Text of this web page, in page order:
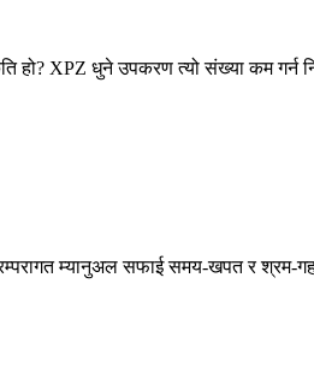
हो? XPZ धुने उपकरण त्यो संख्या कम गर्न
म्यानुअल सफाई समय-खपत र श्रम-